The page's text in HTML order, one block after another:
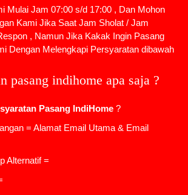
Mulai Jam 07:00 s/d 17:00 , Dan Mohon
Kami Jika Saat Jam Sholat / Jam
, Namun Jika Kakak Ingin Pasang
Dengan Melengkapi Persyaratan dibawah
pasang indihome apa saja ?
Pasang IndiHome ?
= Alamat Email Utama & Email
Alternatif =